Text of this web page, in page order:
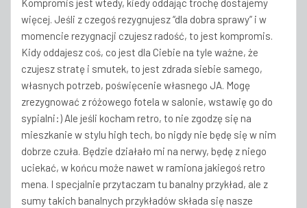
Kompromis jest wtedy, kiedy oddając trochę dostajemy
więcej. Jeśli z czegoś rezygnujesz “dla dobra sprawy” i w
momencie rezygnacji czujesz radość, to jest kompromis.
Kidy oddajesz coś, co jest dla Ciebie na tyle ważne, że
czujesz stratę i smutek, to jest zdrada siebie samego,
własnych potrzeb, poświęcenie własnego JA. Mogę
zrezygnować z różowego fotela w salonie, wstawię go do
sypialni:) Ale jeśli kocham retro, to nie zgodzę się na
mieszkanie w stylu high tech, bo nigdy nie będę się w nim
dobrze czuła. Będzie działało mi na nerwy, będę z niego
uciekać, w końcu może nawet w ramiona jakiegoś retro
mena. I specjalnie przytaczam tu banalny przykład, ale z
sumy takich banalnych przykładów składa się nasze